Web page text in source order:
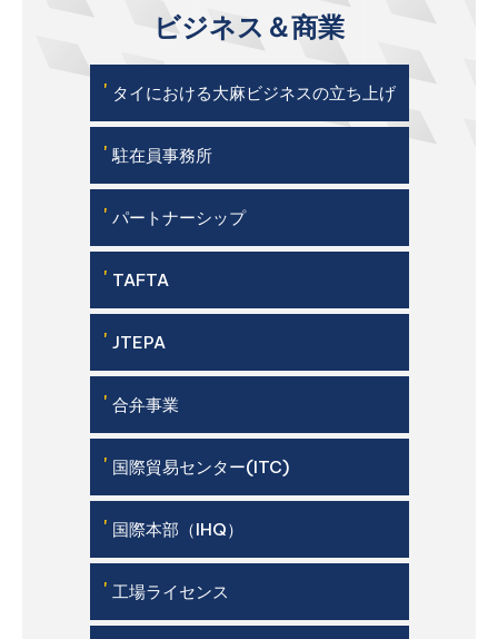
ビジネス＆商業
' タイにおける大麻ビジネスの立ち上げ
' 駐在員事務所
' パートナーシップ
' TAFTA
' JTEPA
' 合弁事業
' 国際貿易センター(ITC)
' 国際本部（IHQ）
' 工場ライセンス